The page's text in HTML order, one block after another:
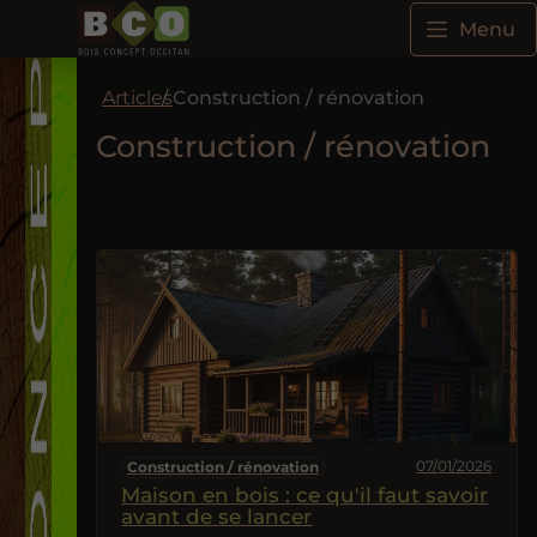
Menu
ArticlesConstruction / rénovation
Construction / rénovation
Construction / rénovation 07/01/2026
Maison en bois : ce qu'il faut savoir
avant de se lancer